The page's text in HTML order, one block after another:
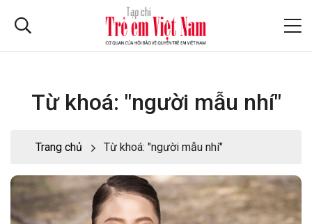
Từ khoá: "người mẫu nhí"
Trang chủ Từ khoá: "người mẫu nhí"